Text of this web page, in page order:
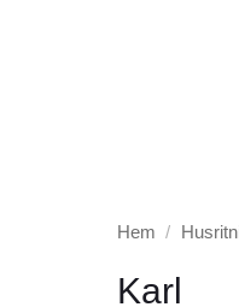
Hem /
Karl